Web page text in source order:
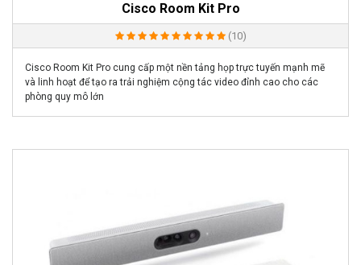
Cisco Room Kit Pro
(10)
Cisco Room Kit Pro cung cấp một nền tảng họp trực tuyến mạnh mẽ
và linh hoạt để tạo ra trải nghiệm cộng tác video đỉnh cao cho các
phòng quy mô lớn